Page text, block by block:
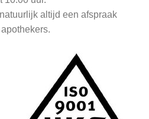
altijd een afspraak